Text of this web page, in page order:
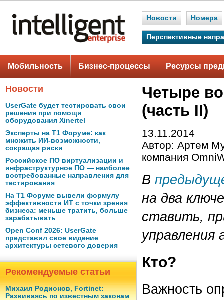
Новости Номера
Перспективные
Мобильность Бизнес-процессы Ресурсы
Новости
UserGate будет тестировать свои
решения при помощи
оборудования Xinertel
Эксперты на Т1 Форуме: как
множить ИИ-возможности,
сокращая риски
Российское ПО виртуализации и
инфраструктурное ПО — наиболее
востребованные направления для
тестирования
На Т1 Форуме вывели формулу
эффективности ИТ с точки зрения
бизнеса: меньше тратить, больше
зарабатывать
Open Conf 2026: UserGate
представил свое видение
архитектуры сетевого доверия
Рекомендуемые статьи
Михаил Родионов, Fortinet:
Развиваясь по известным законам
Четыре
(часть II)
13.11.2014
Автор: Артем
компания
В
на два
ставить,
Кто?
Важность